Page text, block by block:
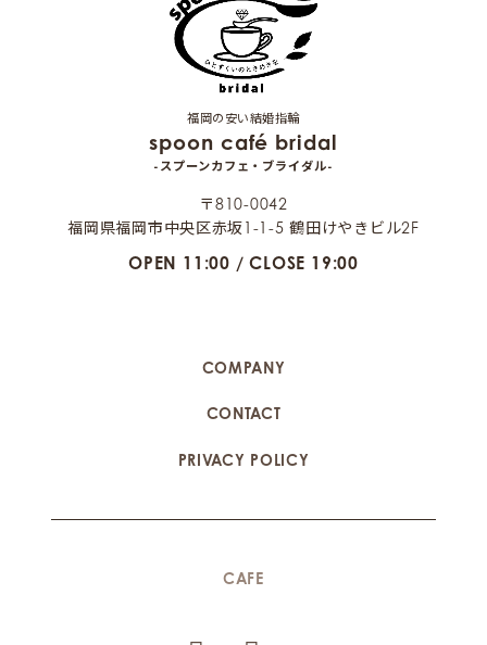
福岡の安い結婚指輪
spoon café bridal
-スプーンカフェ・ブライダル-
〒810-0042
福岡県福岡市中央区赤坂1-1-5 鶴田けやきビル2F
OPEN 11:00 / CLOSE 19:00
COMPANY
CONTACT
PRIVACY POLICY
CAFE